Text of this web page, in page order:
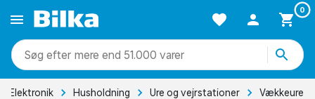
0
mere end 51.000 varer
Elektronik Husholdning Ure og vejrstationer Vækkeure